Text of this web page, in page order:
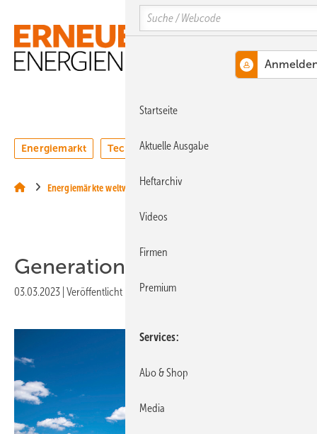
Hauptinhalt
Hauptmenü
SiteSearch
MENÜ
Energiemarkt Technologie Webinare
Energiemärkte weltweit
Generation 6.X zieht ein
03.03.2023 Veröffentlicht in Ausgabe 02-2023
Search
Startseite
Aktuelle Ausgabe
Heftarchiv
Videos
Firmen
Premium
Services
Abo & Shop
Media